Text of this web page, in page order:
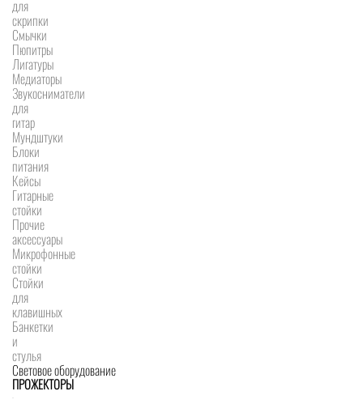
для
скрипки
Смычки
Пюпитры
Лигатуры
Медиаторы
Звукосниматели
для
гитар
Мундштуки
Блоки
питания
Кейсы
Гитарные
стойки
Прочие
аксессуары
Микрофонные
стойки
Стойки
для
клавишных
Банкетки
и
стулья
Световое оборудование
ПРОЖЕКТОРЫ